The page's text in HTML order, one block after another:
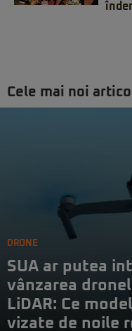
Cele mai noi
DRONE
SUA ar putea
vânzarea
LiDAR: Ce
vizate de noile